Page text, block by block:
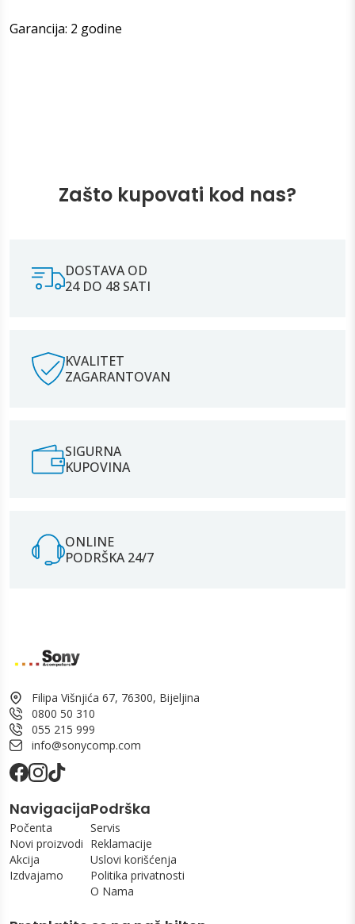
Garancija: 2 godine
Zašto kupovati kod nas?
DOSTAVA OD
24 DO 48 SATI
KVALITET
ZAGARANTOVAN
SIGURNA
KUPOVINA
ONLINE
PODRŠKA 24/7
Filipa Višnjića 67, 76300, Bijeljina
0800 50 310
055 215 999
info@sonycomp.com
Navigacija
Počenta
Novi proizvodi
Akcija
Izdvajamo
Podrška
Servis
Reklamacije
Uslovi korišćenja
Politika privatnosti
O Nama